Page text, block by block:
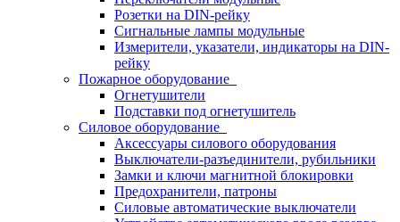
Розетки на DIN-рейку
Сигнальные лампы модульные
Измерители, указатели, индикаторы на DIN-
рейку
Пожарное оборудование
Огнетушители
Подставки под огнетушитель
Силовое оборудование
Аксессуары силового оборудования
Выключатели-разъединители, рубильники
Замки и ключи магнитной блокировки
Предохранители, патроны
Силовые автоматические выключатели